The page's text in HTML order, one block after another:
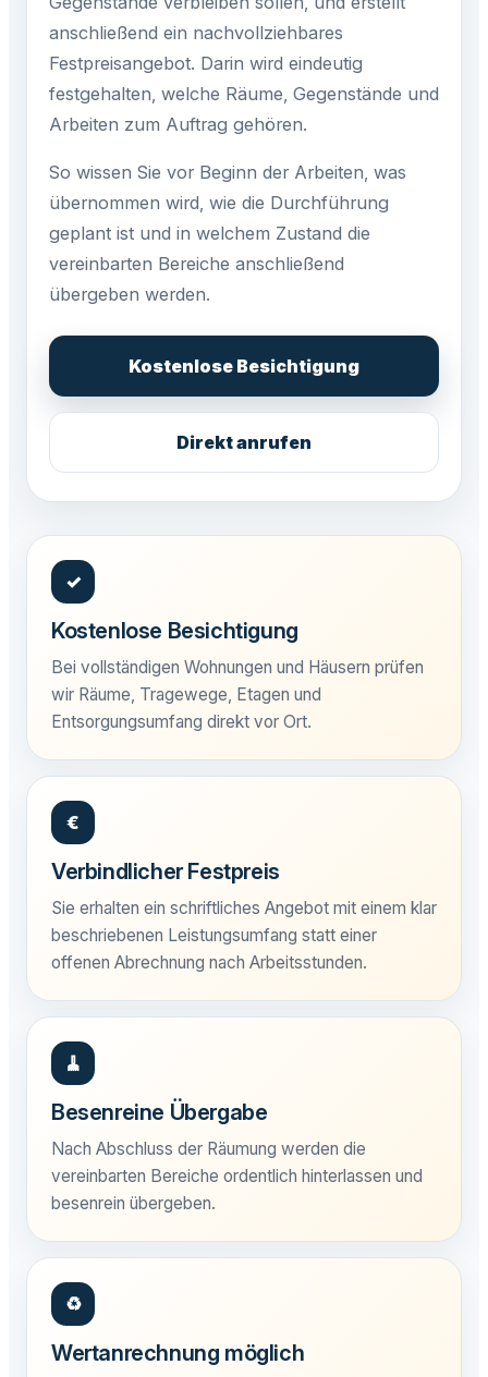
anschließend ein nachvollziehbares
Festpreisangebot. Darin wird eindeutig
festgehalten, welche Räume, Gegenstände und
Arbeiten zum Auftrag gehören.
So wissen Sie vor Beginn der Arbeiten, was
übernommen wird, wie die Durchführung
geplant ist und in welchem Zustand die
vereinbarten Bereiche anschließend
übergeben werden.
Kostenlose Besichtigung
Direkt anrufen
✓
Kostenlose Besichtigung
Bei vollständigen Wohnungen und Häusern prüfen
wir Räume, Tragewege, Etagen und
Entsorgungsumfang direkt vor Ort.
€
Verbindlicher Festpreis
Sie erhalten ein schriftliches Angebot mit einem klar
beschriebenen Leistungsumfang statt einer
offenen Abrechnung nach Arbeitsstunden.
🧹
Besenreine Übergabe
Nach Abschluss der Räumung werden die
vereinbarten Bereiche ordentlich hinterlassen und
besenrein übergeben.
♻
Wertanrechnung möglich